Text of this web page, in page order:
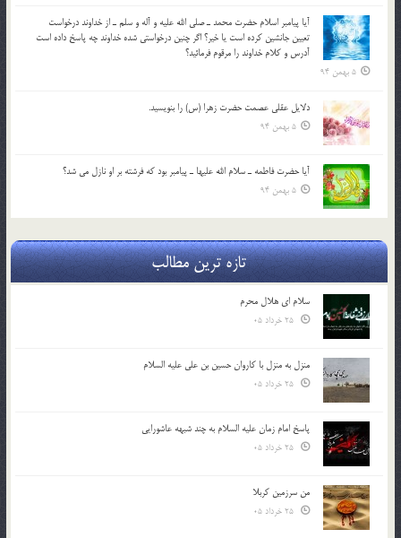
آيا پيامبر اسلام حضرت محمد ـ صلي الله عليه و آله و سلم ـ از خداوند درخواست
تعيين جانشين کرده است يا خير؟ اگر چنين درخواستي شده خداوند چه پاسخ داده است
آدرس و کلام خداوند را مرقوم فرمائيد؟
5 بهمن 94
دلايل عقلي عصمت حضرت زهرا (س) را بنويسيد.
5 بهمن 94
آيا حضرت فاطمه ـ سلام الله عليها ـ پيامبر بود كه فرشته بر او نازل مي شد؟
5 بهمن 94
تازه ترین مطالب
سلام ای هلال محرم
منزل به منزل با کاروان حسین بن علی علیه السلام
پاسخ امام زمان علیه السلام به چند شبهه عاشورایی
من سرزمین کربلا